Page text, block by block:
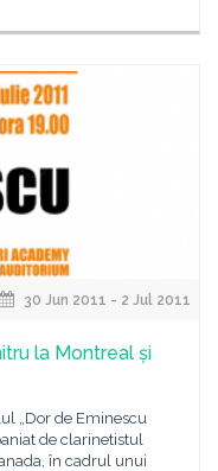
30 Jun 2011 - 2 Jul 2011
la Montreal și
„Dor de Eminescu
de clarinetistul
în cadrul unui